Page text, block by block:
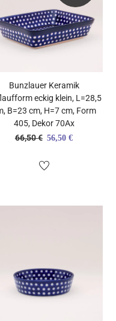
Bunzlauer Keramik
eckig klein, L=28,5
B=23 cm, H=7 cm, Form
405, Dekor 70Ax
66,50€ Ursprünglicher
war:
56,50€Aktueller